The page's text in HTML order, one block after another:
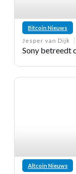
Bitcoin Nieuws
Jesper van Dijk
Sony betreedt
Altcoin Nieuws